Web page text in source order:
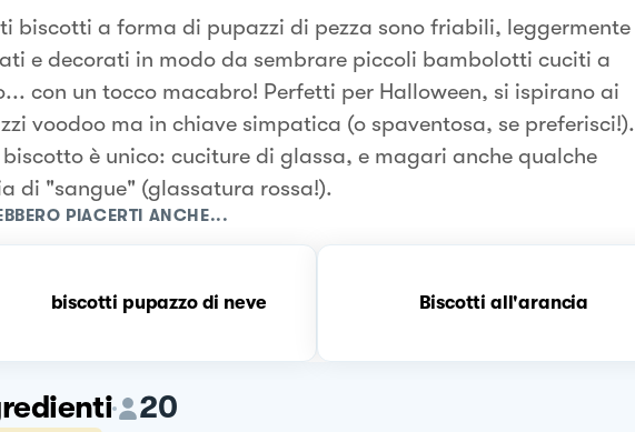
biscotti a forma di pupazzi di pezza sono friabili, leggermente
e decorati in modo da sembrare piccoli bambolotti cuciti a
con un tocco macabro! Perfetti per Halloween, si ispirano ai
voodoo ma in chiave simpatica (o spaventosa, se preferisci!).
è unico: cuciture di glassa, e magari anche qualche
di "sangue" (glassatura rossa!).
PIACERTI ANCHE...
biscotti pupazzo di neve Biscotti all'arancia
20